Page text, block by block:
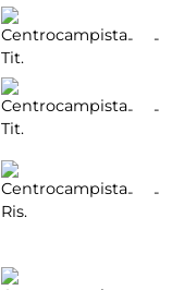
Tit.
- -
Tit.
- -
Ris.
- -